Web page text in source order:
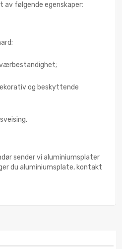
av følgende egenskaper:
og beskyttende
sender vi aluminiumsplater
du aluminiumsplate, kontakt